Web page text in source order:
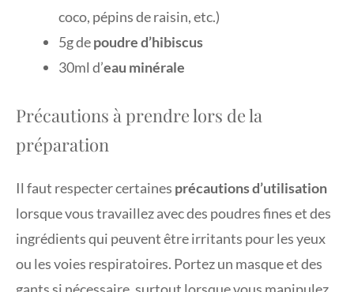
coco, pépins de raisin, etc.)
5g depoudre d’hibiscus
30ml d’eau minérale
Précautions à prendre lors de la
préparation
Il faut respecter certaines précautions d’utilisation
lorsque vous travaillez avec des poudres fines et des
ingrédients qui peuvent être irritants pour les yeux
ou les voies respiratoires. Portez un masque et des